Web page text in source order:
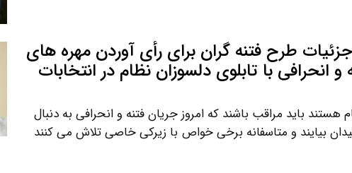
طرح فتنه گران برای رأی آوردن مهره های
انحرافی با تابلوی دلسوزان نظام در انتخابات
باید مراقب باشند که امروز جریان فتنه و انحرافی به دنبال
بیایند و متاسفانه برخی خواص با زیرکی خاصی تلاش می کنند